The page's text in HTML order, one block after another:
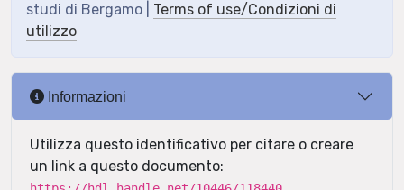
studi di Bergamo | Terms of use/Condizioni di
utilizzo
Informazioni
Utilizza questo identificativo per citare o creare
un link a questo documento: